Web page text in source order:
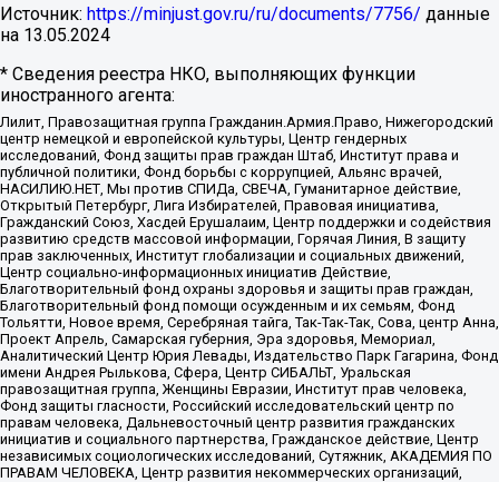
Источник: https://minjust.gov.ru/ru/documents/7756/ данные
на 13.05.2024
* Сведения реестра НКО, выполняющих функции
иностранного агента:
Лилит, Правозащитная группа Гражданин.Армия.Право, Нижегородский
центр немецкой и европейской культуры, Центр гендерных
исследований, Фонд защиты прав граждан Штаб, Институт права и
публичной политики, Фонд борьбы с коррупцией, Альянс врачей,
НАСИЛИЮ.НЕТ, Мы против СПИДа, СВЕЧА, Гуманитарное действие,
Открытый Петербург, Лига Избирателей, Правовая инициатива,
Гражданский Союз, Хасдей Ерушалаим, Центр поддержки и содействия
развитию средств массовой информации, Горячая Линия, В защиту
прав заключенных, Институт глобализации и социальных движений,
Центр социально-информационных инициатив Действие,
Благотворительный фонд охраны здоровья и защиты прав граждан,
Благотворительный фонд помощи осужденным и их семьям, Фонд
Тольятти, Новое время, Серебряная тайга, Так-Так-Так, Сова, центр Анна,
Проект Апрель, Самарская губерния, Эра здоровья, Мемориал,
Аналитический Центр Юрия Левады, Издательство Парк Гагарина, Фонд
имени Андрея Рылькова, Сфера, Центр СИБАЛЬТ, Уральская
правозащитная группа, Женщины Евразии, Институт прав человека,
Фонд защиты гласности, Российский исследовательский центр по
правам человека, Дальневосточный центр развития гражданских
инициатив и социального партнерства, Гражданское действие, Центр
независимых социологических исследований, Сутяжник, АКАДЕМИЯ ПО
ПРАВАМ ЧЕЛОВЕКА, Центр развития некоммерческих организаций,